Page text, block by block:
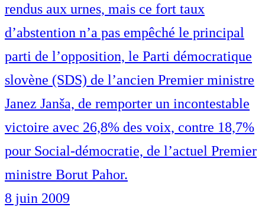
rendus aux urnes, mais ce fort taux
d’abstention n’a pas empêché le principal
parti de l’opposition, le Parti démocratique
slovène (SDS) de l’ancien Premier ministre
Janez Janša, de remporter un incontestable
victoire avec 26,8% des voix, contre 18,7%
pour Social-démocratie, de l’actuel Premier
ministre Borut Pahor.
8 juin 2009